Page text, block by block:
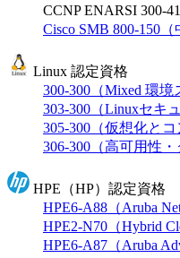
CCNP ENARSI 300-
Cisco SMB 800-150
Linux 認定資格
300-300（Mixed 環境
303-300（Linuxセキ
305-300（仮想化と
306-300（高可用性・
HPE（HP）認定資格
HPE6-A88（Aruba
HPE2-N70（Hybrid
HPE6-A87（Aruba